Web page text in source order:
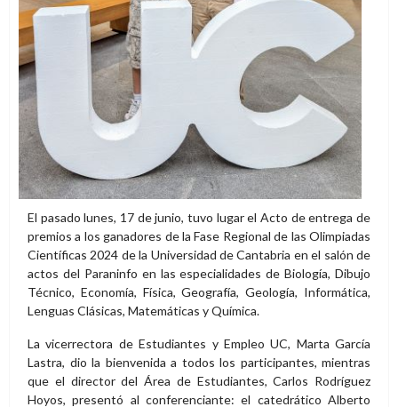
El pasado lunes, 17 de junio, tuvo lugar el Acto de entrega de
premios a los ganadores de la Fase Regional de las Olimpiadas
Científicas 2024 de la Universidad de Cantabria en el salón de
actos del Paraninfo en las especialidades de Biología, Dibujo
Técnico, Economía, Física, Geografía, Geología, Informática,
Lenguas Clásicas, Matemáticas y Química.
La vicerrectora de Estudiantes y Empleo UC, Marta García
Lastra, dio la bienvenida a todos los participantes, mientras
que el director del Área de Estudiantes, Carlos Rodríguez
Hoyos, presentó al conferenciante: el catedrático Alberto